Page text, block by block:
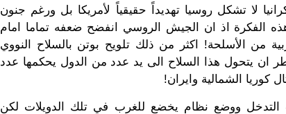
لا تشكل روسيا تهديداً حقيقياً لأمريكا بل ورغم جنون
الفكرة اذ ان الجيش الروسي انفضح ضعفه تماما امام
من الأسلحة! اكثر من ذلك تلويح بوتن بالسلاح النووي
ان يتحول هذا السلاح الى يد عدد من الدول يحكمها عدد
كوريا الشمالية وايران!
التدخل ووضع نظام يخضع للغرب في تلك الدويلات لكن